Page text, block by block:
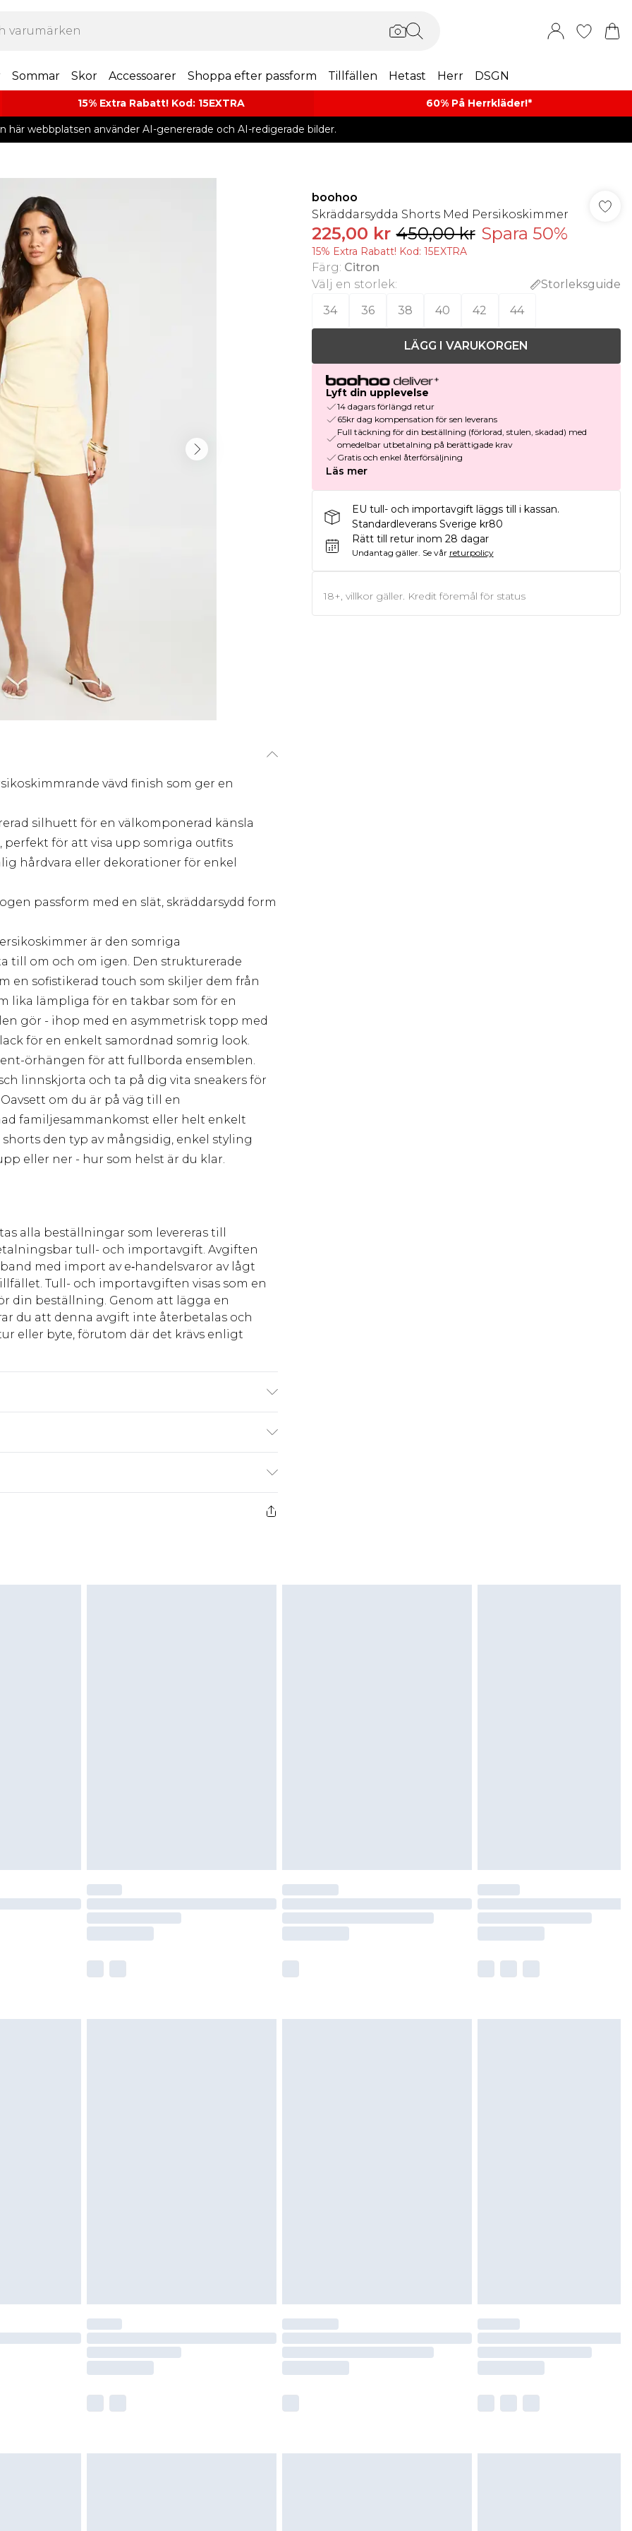
Sommar Skor Accessoarer Shoppa efter passform Tillfällen Hetast Herr DSGN
15% Extra Rabatt! Kod: 15EXTRA 60% På Herrkläder!*​
här webbplatsen använder AI-genererade och AI-redigerade bilder.
vävd finish som ger en
silhuett för en välkomponerad känsla
för att visa upp somriga outfits
hårdvara eller dekorationer för enkel
passform med en slät, skräddarsydd form
är den somriga
till om och om igen. Den strukturerade
en sofistikerad touch som skiljer dem från
lika lämpliga för en takbar som för en
gör - ihop med en asymmetrisk topp med
för en enkelt samordnad somrig look.
örhängen för att fullborda ensemblen.
linnskjorta och ta på dig vita sneakers för
om du är på väg till en
familjesammankomst eller helt enkelt
den typ av mångsidig, enkel styling
eller ner - hur som helst är du klar.
alla beställningar som levereras till
tull- och importavgift. Avgiften
med import av e‑handelsvaror av lågt
Tull- och importavgiften visas som en
din beställning. Genom att lägga en
du att denna avgift inte återbetalas och
eller byte, förutom där det krävs enligt
kr80
kr239
badkläder eller underkläder om
boohoo
Skräddarsydda Shorts Med Persikoskimmer
225,00 kr 450,00 kr Spara 50%
15% Extra Rabatt! Kod: 15EXTRA
Färg: Citron
Välj en storlek:
Storleksguide
34
36 38 40 42 44
LÄGG I VARUKORGEN
Lyft din upplevelse
14 dagars förlängd retur
65kr dag kompensation för sen leverans
Full täckning för din beställning (förlorad, stulen, skadad) med
omedelbar utbetalning på berättigade krav
Gratis och enkel återförsäljning
Läs mer
EU tull- och importavgift läggs till i kassan.
Standardleverans Sverige kr80
Rätt till retur inom 28 dagar
Undantag gäller. Se vår returpolicy
18+, villkor gäller. Kredit föremål för status